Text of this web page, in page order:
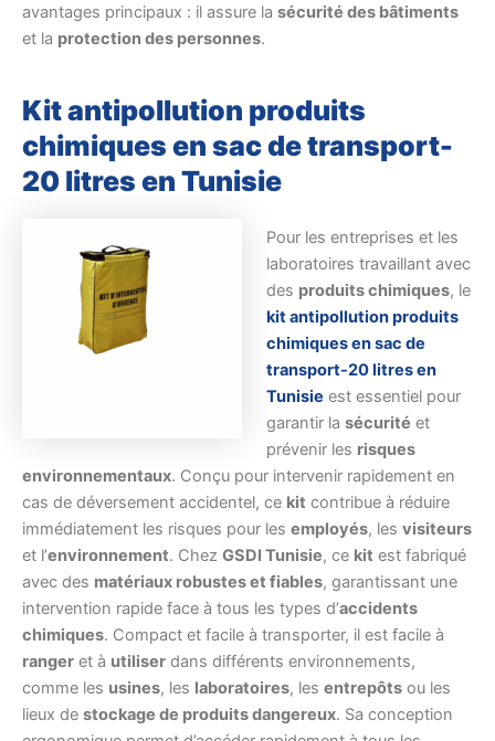
avantages principaux : il assure la sécurité des bâtiments
et la protection des personnes.
Kit antipollution produits
chimiques en sac de transport-
20 litres en Tunisie
Pour les entreprises et les
laboratoires travaillant avec
des produits chimiques, le
kit antipollution produits
chimiques en sac de
transport-20 litres en
Tunisie est essentiel pour
garantir la sécurité et
prévenir les risques
environnementaux. Conçu pour intervenir rapidement en
cas de déversement accidentel, ce kit contribue à réduire
immédiatement les risques pour les employés, les visiteurs
et l’environnement. Chez GSDI Tunisie, ce kit est fabriqué
avec des matériaux robustes et fiables, garantissant une
intervention rapide face à tous les types d’accidents
chimiques. Compact et facile à transporter, il est facile à
ranger et à utiliser dans différents environnements,
comme les usines, les laboratoires, les entrepôts ou les
lieux de stockage de produits dangereux. Sa conception